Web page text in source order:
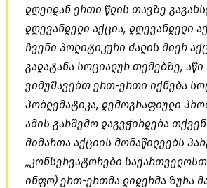
დღეიდან ერთი წლის თავზე
დღევანდელი აქცია, დღევანდელი
ჩვენი პოლიტიკური ძალის მიერ
გადატანა სოციალურ თემებზე, აწი
ვიმუშავებთ ერთ-ერთი იქნება
პობლემატიკა, დემოგრაფიული
ამის გარშემო დაგვჭირდება
მიმართა აქციის მონაწილეებს
„კონსერვატორები
ინფო) ერთ-ერთმა ლიდერმა ზურა